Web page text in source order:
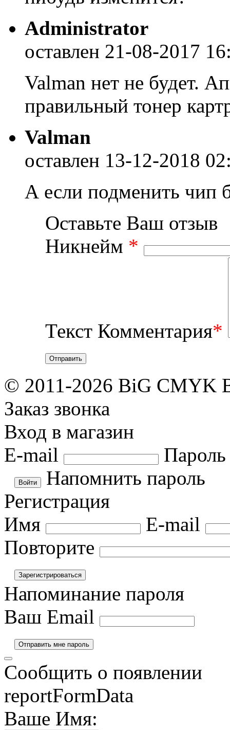
Administrator
оставлен 21-08-2017
Valman нет не будет.
правильный тонер
Valman
оставлен 13-12-2018
А если подменить чип
Оставьте Ваш отзыв
Никнейм *
Текст Комментария*
Отправить
© 2011-2026 BiG CMYK
Заказ звонка
Вход в магазин
E-mail
Пароль
Напомнить пароль
Регистрация
Имя
E-mail
Повторите
Напоминание пароля
Ваш Email
Сообщить о появлении
reportFormData
Ваше Имя: